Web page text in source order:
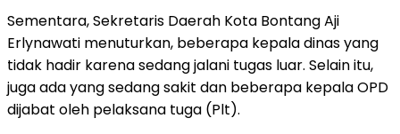
Sementara, Sekretaris Daerah Kota Bontang Aji
Erlynawati menuturkan, beberapa kepala dinas yang
tidak hadir karena sedang jalani tugas luar. Selain itu,
juga ada yang sedang sakit dan beberapa kepala OPD
dijabat oleh pelaksana tuga (Plt).